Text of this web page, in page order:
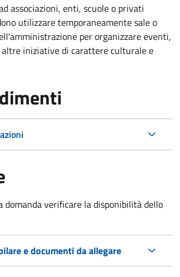
associazioni, enti, scuole o privati
utilizzare temporaneamente sale o
per organizzare eventi,
altre iniziative di carattere culturale e
domanda verificare la disponibilità dello
e documenti da allegare